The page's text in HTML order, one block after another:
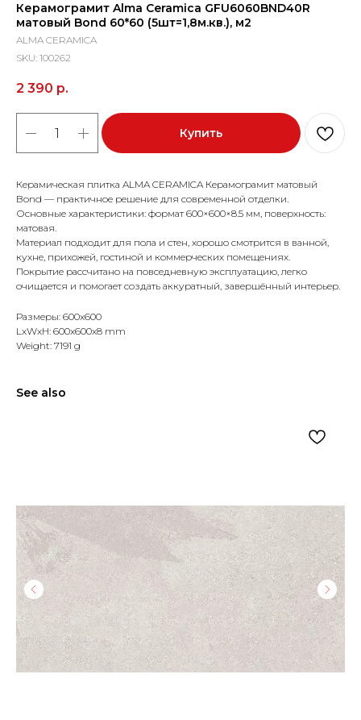
Керамограмит Alma Ceramica GFU6060BND40R
матовый Bond 60*60 (5шт=1,8м.кв.), м2
ALMA CERAMICA
SKU: 100262
2 390 р.
Купить
Керамическая плитка ALMA CERAMICA Керамограмит матовый
Bond — практичное решение для современной отделки.
Основные характеристики: формат 600×600×8.5 мм, поверхность:
матовая.
Материал подходит для пола и стен, хорошо смотрится в ванной,
кухне, прихожей, гостиной и коммерческих помещениях.
Покрытие рассчитано на повседневную эксплуатацию, легко
очищается и помогает создать аккуратный, завершённый интерьер.
Размеры: 600x600
LxWxH: 600x600x8 mm
Weight: 7191 g
See also